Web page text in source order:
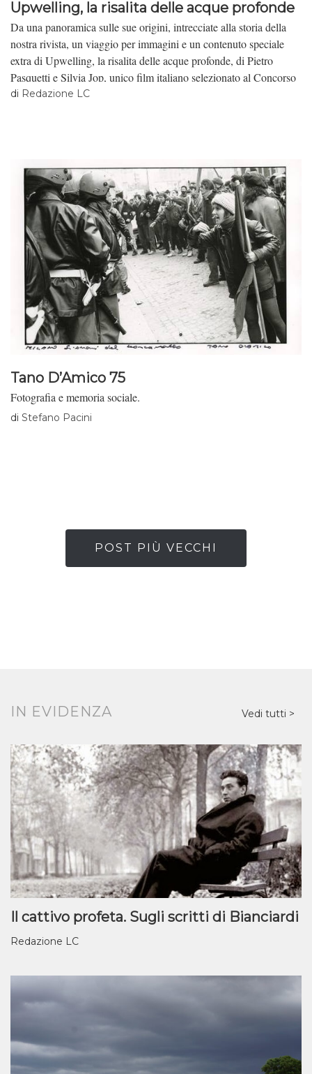
Upwelling, la risalita delle acque profonde
Da una panoramica sulle sue origini, intrecciate alla storia della
nostra rivista, un viaggio per immagini e un contenuto speciale
extra di Upwelling, la risalita delle acque profonde, di Pietro
Pasquetti e Silvia Jop, unico film italiano selezionato al Concorso
Internazionale lungometraggi di Visions Du Reel che si terrà a
di Redazione LC
Tano D’Amico 75
Fotografia e memoria sociale.
di Stefano Pacini
POST PIÙ VECCHI
IN EVIDENZA Vedi tutti
Il cattivo profeta. Sugli scritti di Bianciardi
Redazione LC